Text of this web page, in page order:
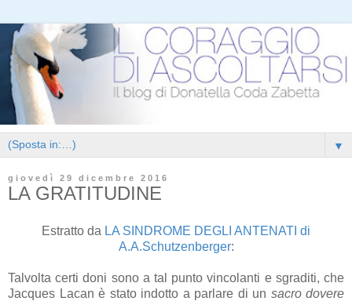
▼
giovedì 29 dicembre 2016
LA GRATITUDINE
Estratto da LA SINDROME DEGLI ANTENATI di
A.A.Schutzenberger:
Talvolta certi doni sono a tal punto vincolanti e sgraditi, che
Jacques Lacan è stato indotto a parlare di un sacro dovere